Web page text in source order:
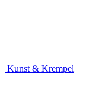
Kunst & Krempel